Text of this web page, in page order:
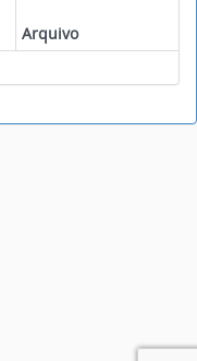
Arquivo